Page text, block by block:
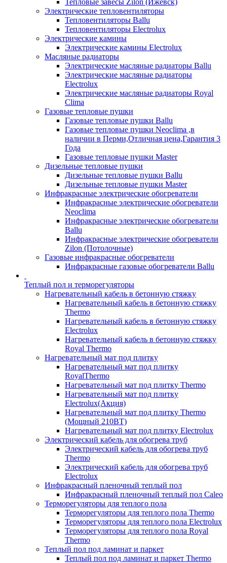
Тепловые завесы Zilon (Ижевск)
Электрические тепловентиляторы
Тепловентиляторы Ballu
Тепловентиляторы Electrolux
Электрические камины
Электрические камины Electrolux
Масляные радиаторы
Электрические масляные радиаторы Ballu
Электрические масляные радиаторы
Electrolux
Электрические масляные радиаторы Royal
Clima
Газовые тепловые пушки
Газовые тепловые пушки Ballu
Газовые тепловые пушки Neoclima ,в
наличии в Перми,Отличная цена,Гарантия 3
Года
Газовые тепловые пушки Master
Дизельные тепловые пушки
Дизельные тепловые пушки Ballu
Дизельные тепловые пушки Master
Инфракрасные электрические обогреватели
Инфракрасные электрические обогреватели
Neoclima
Инфракрасные электрические обогреватели
Ballu
Инфракрасные электрические обогреватели
Zilon (Потолочные)
Газовые инфракрасные обогреватели
Инфракрасные газовые обогреватели Ballu
Теплый пол и терморегуляторы
Нагревательный кабель в бетонную стяжку
Нагревательный кабель в бетонную стяжку
Thermo
Нагревательный кабель в бетонную стяжку
Electrolux
Нагревательный кабель в бетонную стяжку
Royal Thermo
Нагревательный мат под плитку
Нагревательный мат под плитку
RoyalThermo
Нагревательный мат под плитку Thermo
Нагревательный мат под плитку
Electrolux(Акция)
Нагревательный мат под плитку Thermo
(Мощный 210ВТ)
Нагревательный мат под плитку Electrolux
Электрический кабель для обогрева труб
Электрический кабель для обогрева труб
Thermo
Электрический кабель для обогрева труб
Electrolux
Инфракрасный пленочный теплый пол
Инфракрасный пленочный теплый пол Caleo
Терморегуляторы для теплого пола
Терморегуляторы для теплого пола Thermo
Терморегуляторы для теплого пола Electrolux
Терморегуляторы для теплого пола Royal
Thermo
Теплый пол под ламинат и паркет
Теплый пол под ламинат и паркет Thermo